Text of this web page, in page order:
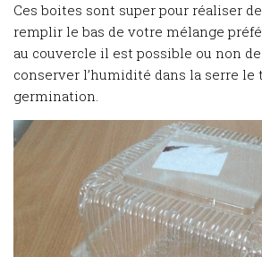
Ces boites sont super pour réaliser
remplir le bas de votre mélange
au couvercle il est possible ou non
conserver l’humidité dans la serre le
germination.